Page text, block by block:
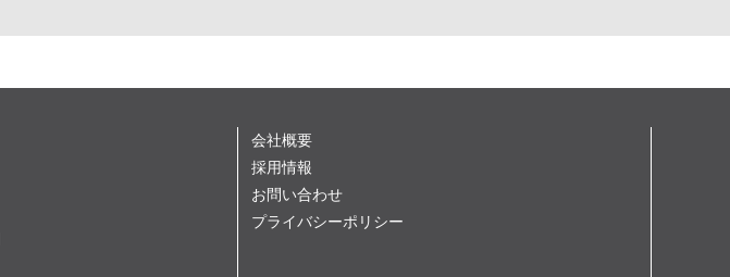
会社概要
採用情報
お問い合わせ
プライバシーポリシー